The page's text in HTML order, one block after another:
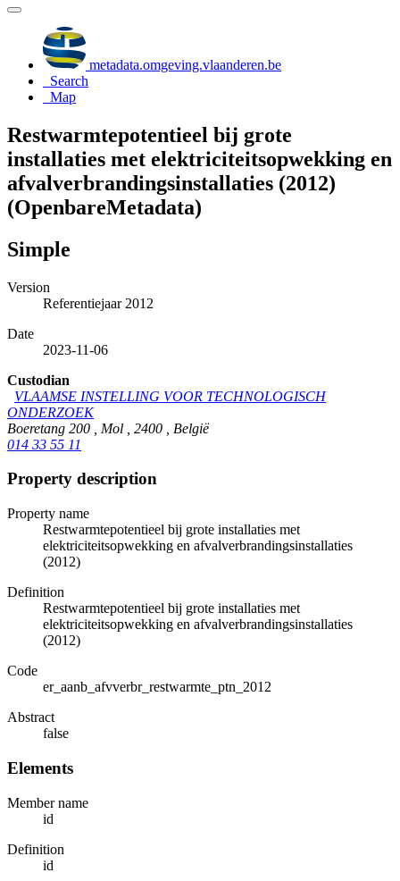
metadata.omgeving.vlaanderen.be
Search
Map
Restwarmtepotentieel bij grote
installaties met elektriciteitsopwekking en
afvalverbrandingsinstallaties (2012)
(OpenbareMetadata)
Simple
Version
Referentiejaar 2012
Date
2023-11-06
Custodian
VLAAMSE INSTELLING VOOR TECHNOLOGISCH
ONDERZOEK
Boeretang 200 , Mol , 2400 , België
014 33 55 11
Property description
Property name
Restwarmtepotentieel bij grote installaties met
elektriciteitsopwekking en afvalverbrandingsinstallaties
(2012)
Definition
Restwarmtepotentieel bij grote installaties met
elektriciteitsopwekking en afvalverbrandingsinstallaties
(2012)
Code
er_aanb_afvverbr_restwarmte_ptn_2012
Abstract
false
Elements
Member name
id
Definition
id